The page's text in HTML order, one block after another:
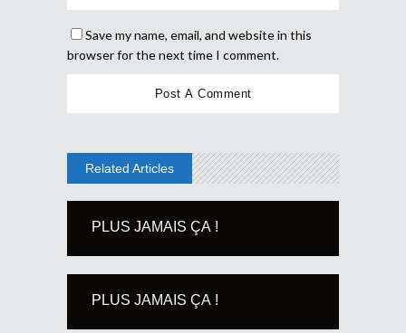
Save my name, email, and website in this
browser for the next time I comment.
Related Articles
PLUS JAMAIS ÇA !
PLUS JAMAIS ÇA !